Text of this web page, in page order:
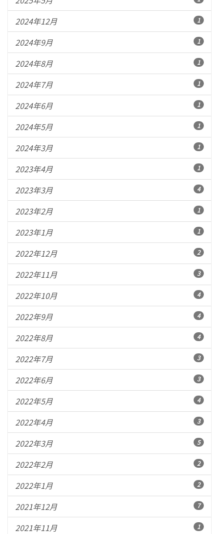
2024年12月 1
2024年9月 1
2024年8月 1
2024年7月 1
2024年6月 1
2024年5月 1
2024年3月 1
2023年4月 1
2023年3月 4
2023年2月 1
2023年1月 1
2022年12月 2
2022年11月 3
2022年10月 4
2022年9月 4
2022年8月 4
2022年7月 3
2022年6月 3
2022年5月 4
2022年4月 3
2022年3月 5
2022年2月 2
2022年1月 2
2021年12月 7
2021年11月 1